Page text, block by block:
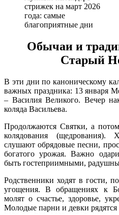
стрижек на март 2026
года: самые
благоприятные дни
Обычаи и
Старый
В эти дни по каноническому
важных праздника: 13 января
– Василия Великого. Вечер
коляда Васильева.
Продолжаются Святки, а
колядования (щедрования).
слушают обрядовые песни,
богатого урожая. Важно
быть гостеприимными,
Родственники ходят в гости,
угощения. В обращениях к
молят о счастье, здоровье,
Молодые парни и девки